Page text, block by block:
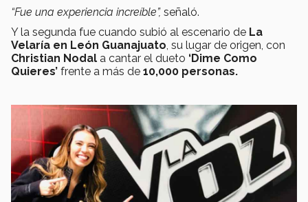
“Fue una experiencia increíble”, señaló.
Y la segunda fue cuando subió al escenario de La
Velaría en León Guanajuato, su lugar de origen, con
Christian Nodal a cantar el dueto ‘Dime Como
Quieres’ frente a más de 10,000 personas.